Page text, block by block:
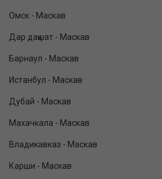
Омск - Маскав
Дар даҳшат - Маскав
Барнаул - Маскав
Истанбул - Маскав
Дубай - Маскав
Махачкала - Маскав
Владикавказ - Маскав
Карши - Маскав